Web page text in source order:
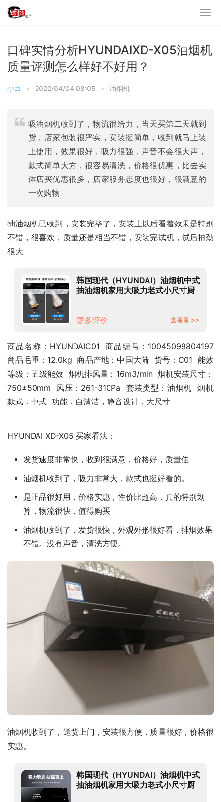
口碑实情分析HYUNDAIXD-X05油烟机
质量评测怎么样好不好用？
小白 • 2022/04/04 08:05 • 油烟机
吸油烟机收到了，物流很给力，当天买第二天就到
货，店家包装很严实，安装挺简单，收到就马上装
上使用，效果很好，吸力很强，声音不会很大声，
款式简单大方，很容易清洗，价格很优惠，比去实
体店买优惠很多，店家服务态度也很好，很满意的
一次购物
抽油烟机已收到，安装完毕了，安装上以后看着效果是特别
不错，很喜欢，质量还是相当不错，安装完试机，试后抽劲
很大
韩国现代（HYUNDAI）油烟机中式
抽油烟机家用大吸力老式小尺寸厨
装)
更多评价 去看看 >>
商品名称：HYUNDAIC01  商品编号：10045099804197
商品毛重：12.0kg  商品产地：中国大陆  货号：C01  能效
等级：五级能效  烟机排风量：16m3/min  烟机安装尺寸：
750±50mm  风压：261-310Pa  套装类型：油烟机  烟机
款式：中式  功能：自清洁，静音设计，大尺寸
HYUNDAI XD-X05 买家看法：
发货速度非常快，收到很满意，价格好，质量佳
油烟机收到了，吸力非常大，款式也挺好看的。
是正品很好用，价格实惠，性价比超高，真的特别划
算，物流很快，值得购买
油烟机收到了，发货很快，外观外形很好看，排烟效果
不错。没有声音，清洗方便。
油烟机收到了，送货上门，安装很方便，质量很好，价格很
实惠。
韩国现代（HYUNDAI）油烟机中式
抽油烟机家用大吸力老式小尺寸厨